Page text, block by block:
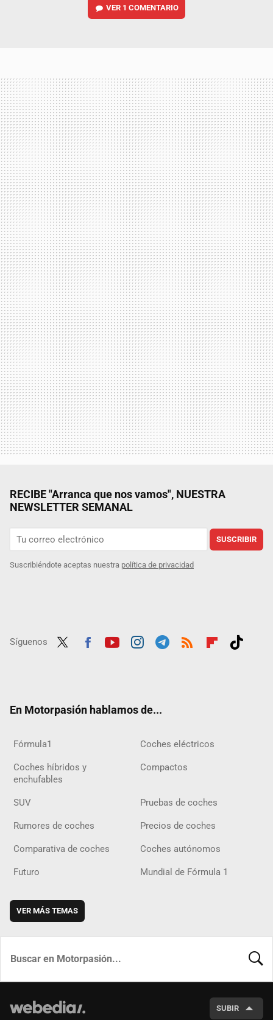
VER 1 COMENTARIO
RECIBE "Arranca que nos vamos", NUESTRA
NEWSLETTER SEMANAL
SUSCRIBIR
Suscribiéndote aceptas nuestra política de privacidad
Síguenos
En Motorpasión hablamos de...
Fórmula1 Coches eléctricos
Coches híbridos y
enchufables
Compactos
SUV Pruebas de coches
Rumores de coches Precios de coches
Comparativa de coches Coches autónomos
Futuro Mundial de Fórmula 1
VER MÁS TEMAS
SUBIR